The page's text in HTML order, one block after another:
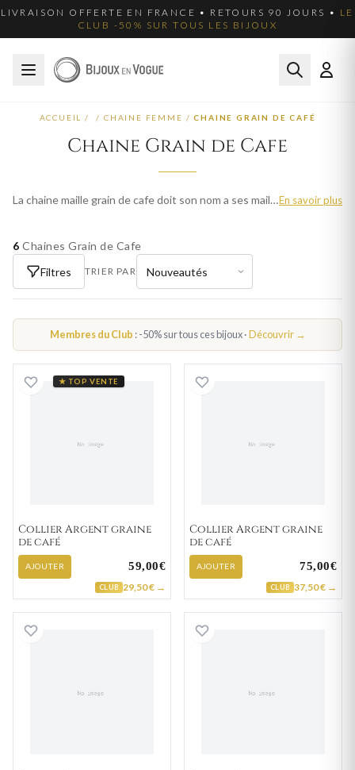
LIVRAISON OFFERTE EN FRANCE • RETOURS 90 JOURS • LE
CLUB -50% SUR TOUS LES BIJOUX
ACCUEIL / / CHAINE FEMME / CHAINE GRAIN DE CAFÉ
Chaine Grain de Cafe
La chaine maille grain de cafe doit son nom a ses maillons ovales et torsades qui rappellent la forme d'un grain de cafe. Bijoux en Vogue la propose en or jaune, or blanc, argent 925 et plaque or, dans des largeurs variees. Cette maille pleine de caractere habille le cou avec une elegance audacieuse. Fabrication francaise, livraison offerte en France metropolitaine.En savoir plus
6 Chaines Grain de Cafe
Filtres
TRIER PAR
Membres du Club : -50% sur tous ces bijoux ·Découvrir →
★ TOP VENTECollier Argent graine de café
Collier Argent graine
de café
AJOUTER 59,00€
CLUB 29,50 € →
Collier Argent graine
de café
AJOUTER 75,00€
CLUB 37,50 € →
Collier Argent graine de café